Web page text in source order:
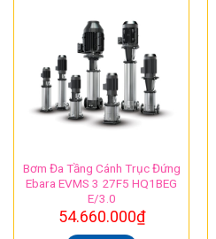
Bơm Đa Tầng Cánh Trục Đứng
Ebara EVMS 3 27F5 HQ1BEG
E/3.0
54.660.000₫